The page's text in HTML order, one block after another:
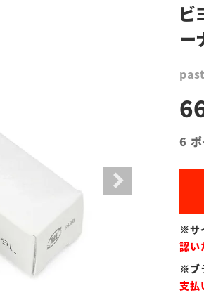
ビ
ー
6
※サ
認い
※ブ
支払